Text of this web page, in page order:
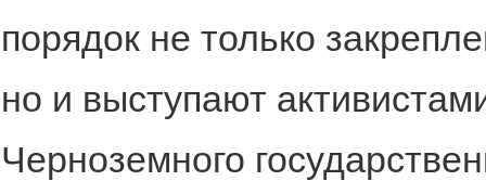
порядок не только
но и выступают
Черноземного